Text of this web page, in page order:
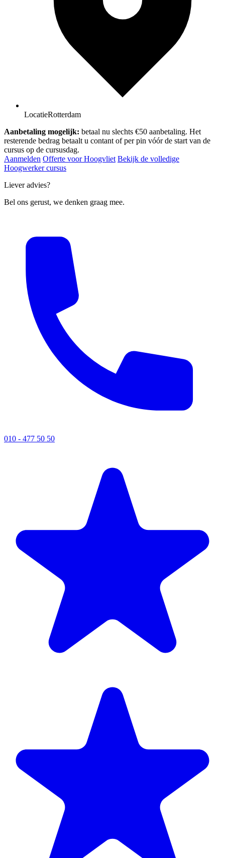
LocatieRotterdam
Aanbetaling mogelijk: betaal nu slechts €50 aanbetaling. Het
resterende bedrag betaalt u contant of per pin vóór de start van de
cursus op de cursusdag.
Aanmelden Offerte voor Hoogvliet Bekijk de volledige
Hoogwerker cursus
Liever advies?
Bel ons gerust, we denken graag mee.
010 - 477 50 50